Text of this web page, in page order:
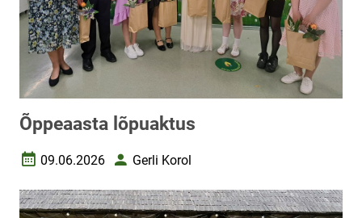
Õppeaasta lõpuaktus
Loomise kuupäev
09.06.2026 AutorGerli Korol